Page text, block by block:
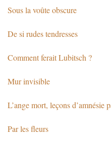
Sous la voûte obscure
De si rudes tendresses
Comment ferait Lubitsch ?
Mur invisible
L’ange mort, leçons d’amnésie
Par les fleurs